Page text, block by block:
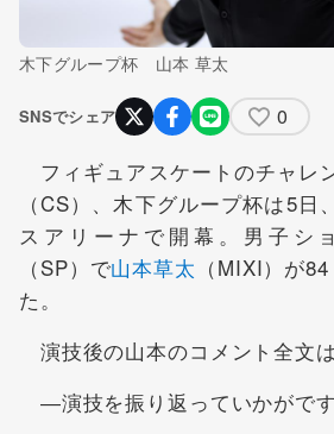
木下グループ杯 山本 草太
SNSでシェア 0
フィギュアスケートのチャレ
（CS）、木下グループ杯は5日
スアリーナで開幕。男子シ
（SP）で山本草太 （MIXI）が
た。
演技後の山本のコメント全文は
―演技を振り返っていかがです